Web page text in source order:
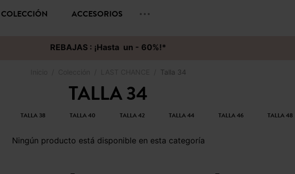
COLECCIÓN ACCESORIOS
REBAJAS : ¡Hasta un - 60%!*
Talla 34
TALLA 34
TALLA 38 TALLA 40 TALLA 42 TALLA 44 TALLA 46 TALLA 48
Ningún producto está disponible en esta categoría